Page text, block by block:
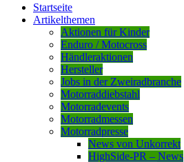
Startseite
Artikelthemen
Aktionen für Kinder
Enduro / Motocross
Händleraktionen
Hersteller
Jobs in der Zweiradbranche
Motorraddiebstahl
Motorradevents
Motorradmessen
Motorradpresse
News von Unkorrekt
HighSide-PR – News